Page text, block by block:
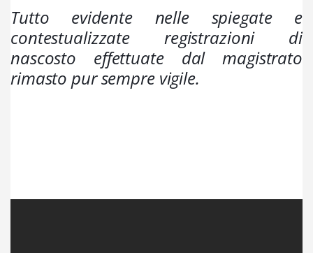
Tutto evidente nelle spiegate e
contestualizzate registrazioni di
nascosto effettuate dal magistrato
rimasto pur sempre vigile.